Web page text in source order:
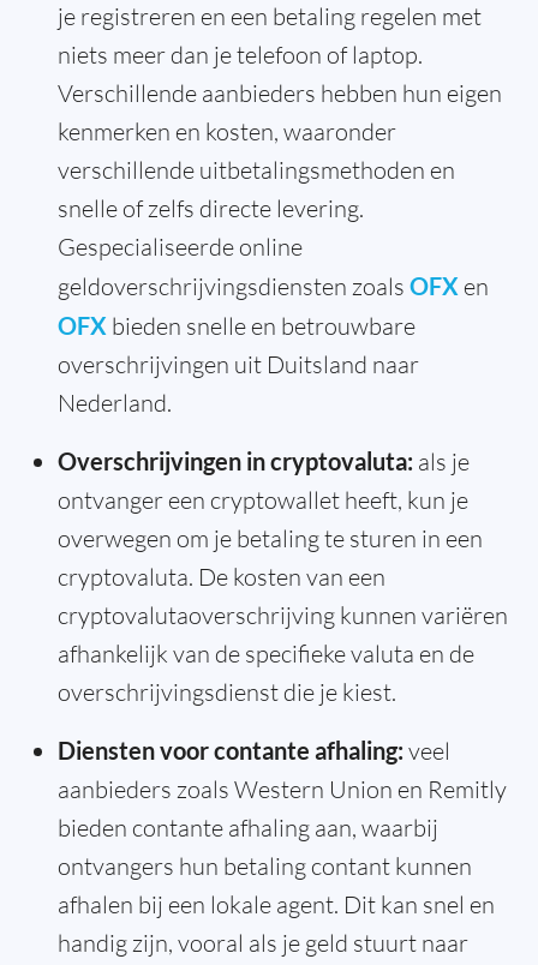
je registreren en een betaling regelen met
niets meer dan je telefoon of laptop.
Verschillende aanbieders hebben hun eigen
kenmerken en kosten, waaronder
verschillende uitbetalingsmethoden en
snelle of zelfs directe levering.
Gespecialiseerde online
geldoverschrijvingsdiensten zoals OFX en
OFX bieden snelle en betrouwbare
overschrijvingen uit Duitsland naar
Nederland.
Overschrijvingen in cryptovaluta: als je
ontvanger een cryptowallet heeft, kun je
overwegen om je betaling te sturen in een
cryptovaluta. De kosten van een
cryptovalutaoverschrijving kunnen variëren
afhankelijk van de specifieke valuta en de
overschrijvingsdienst die je kiest.
Diensten voor contante afhaling: veel
aanbieders zoals Western Union en Remitly
bieden contante afhaling aan, waarbij
ontvangers hun betaling contant kunnen
afhalen bij een lokale agent. Dit kan snel en
handig zijn, vooral als je geld stuurt naar